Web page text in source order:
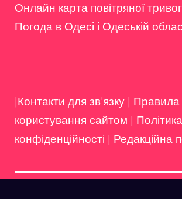
Онлайн карта повітряної
Погода в Одесі і Одеській
|Контакти для зв'язку | Правила
користування сайтом | Політика
конфіденційності | Редакційна